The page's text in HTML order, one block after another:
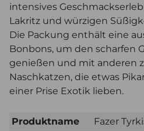
intensives
Lakritz und würzigen
Die Packung enthält eine
Bonbons, um den scharfen
genießen und mit anderen
Naschkatzen, die etwas
einer Prise Exotik lieben.
Produktname
Fazer